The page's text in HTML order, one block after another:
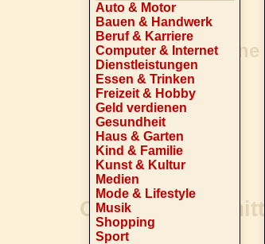
Auto & Motor
Bauen & Handwerk
Beruf & Karriere
Computer & Internet
Dienstleistungen
Essen & Trinken
Freizeit & Hobby
Geld verdienen
Gesundheit
Haus & Garten
Kind & Familie
Kunst & Kultur
Medien
Mode & Lifestyle
Musik
Shopping
Sport